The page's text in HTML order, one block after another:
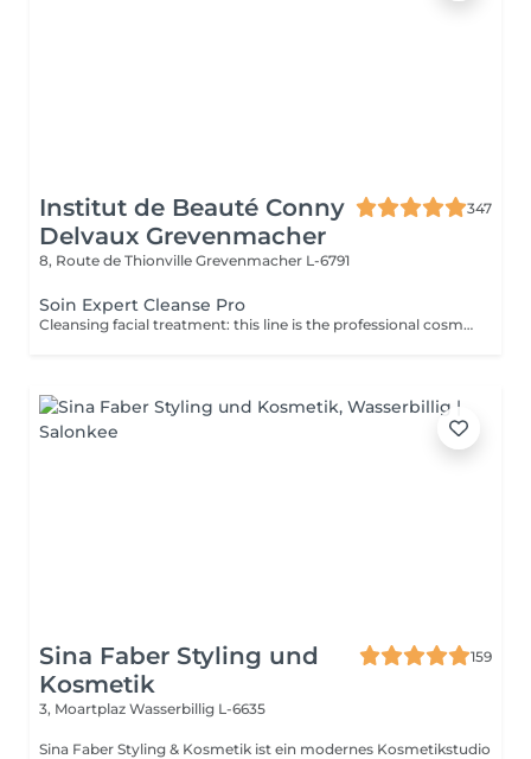
Institut de Beauté Conny
Delvaux Grevenmacher
347
8, Route de Thionville Grevenmacher L-6791
Soin Expert Cleanse Pro
Cleansing facial treatment: this line is the professional cosmetic line in the field of facial dermohygiene. Expert Cleanse Pro has been formulated with environmentally friendly products and is ideal for preparing the skin in addition to thorough cleansing and care.
Sina Faber Styling und
Kosmetik
159
3, Moartplaz Wasserbillig L-6635
Sina Faber Styling & Kosmetik ist ein modernes Kosmetikstudio